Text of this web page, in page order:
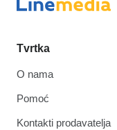
Tvrtka
O nama
Pomoć
Kontakti prodavatelja